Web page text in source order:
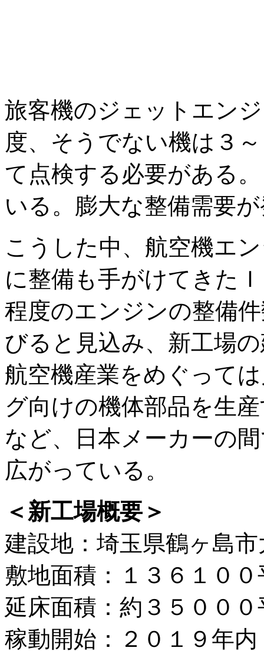
旅客機のジェットエン
度、そうでない機は３
て点検する必要がある
いる。膨大な整備需要
こうした中、航空機エ
に整備も手がけてきた
程度のエンジンの整備
びると見込み、新工場
航空機産業をめぐって
グ向けの機体部品を生
など、日本メーカーの
広がっている。
＜新工場概要＞
建設地：埼玉県鶴ヶ島
敷地面積：１３６１０
延床面積：約３５００
稼動開始：２０１９年内